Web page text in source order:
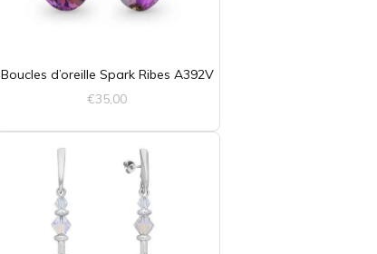
Boucles d’oreille Spark Ribes A392V
€35,00